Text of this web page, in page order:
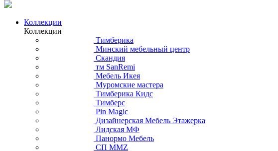
Коллекции
Коллекции
Тимберика
Минский мебельный центр
Скандия
тм SanRemi
Мебель Икея
Муромские мастера
Тимберика Кидс
Тимберс
Pin Magic
Дизайнерская Мебель Этажерка
Лидская МФ
Панормо Мебель
СП ММZ